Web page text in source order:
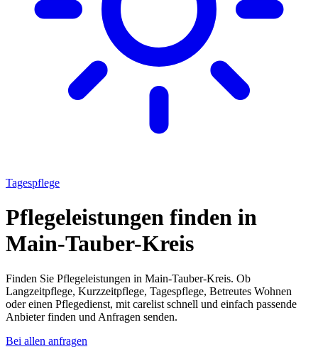
Tagespflege
Pflegeleistungen finden in
Main-Tauber-Kreis
Finden Sie Pflegeleistungen in Main-Tauber-Kreis. Ob
Langzeitpflege, Kurzzeitpflege, Tagespflege, Betreutes Wohnen
oder einen Pflegedienst, mit carelist schnell und einfach passende
Anbieter finden und Anfragen senden.
Bei allen anfragen